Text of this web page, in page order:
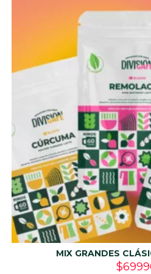
MIX GRANDES
$